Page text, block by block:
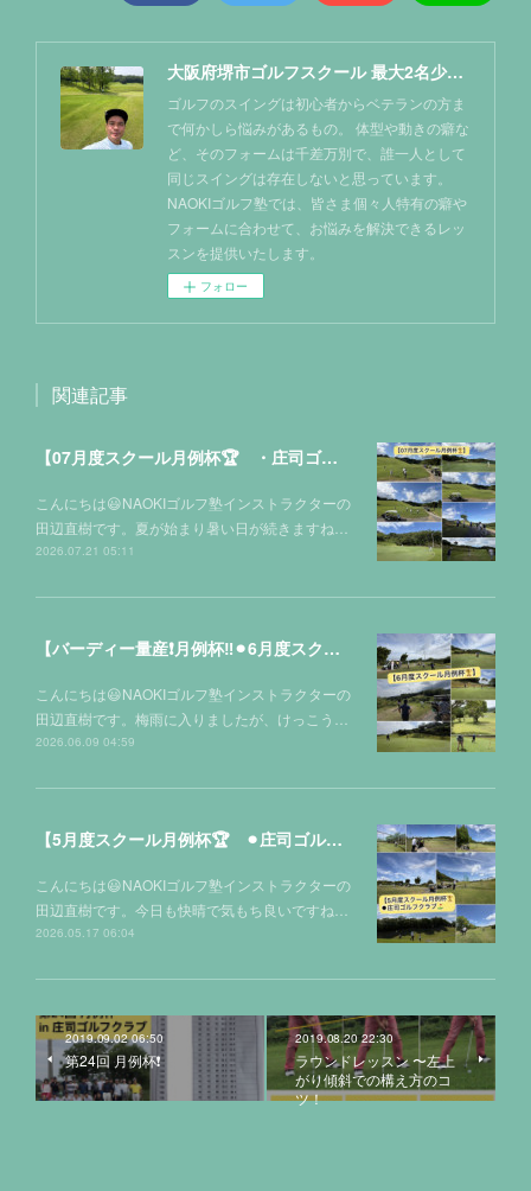
大阪府堺市ゴルフスクール 最大2名少人数レッスン NAOKIゴルフ塾
ゴルフのスイングは初心者からベテランの方ま
で何かしら悩みがあるもの。 体型や動きの癖な
ど、そのフォームは千差万別で、誰一人として
同じスイングは存在しないと思っています。
NAOKIゴルフ塾では、皆さま個々人特有の癖や
フォームに合わせて、お悩みを解決できるレッ
スンを提供いたします。
フォロー
関連記事
【07月度スクール月例杯🏆 ・庄司ゴルフクラブ⛳️】
こんにちは😃NAOKIゴルフ塾インストラクターの
田辺直樹です。夏が始まり暑い日が続きますね…
2026.07.21 05:11
【バーディー量産❗️月例杯‼️⚫︎6月度スクール月例杯🏆】
こんにちは😃NAOKIゴルフ塾インストラクターの
田辺直樹です。梅雨に入りましたが、けっこう…
2026.06.09 04:59
【5月度スクール月例杯🏆 ⚫︎庄司ゴルフクラブ⛳️】
こんにちは😃NAOKIゴルフ塾インストラクターの
田辺直樹です。今日も快晴で気もち良いですね…
2026.05.17 06:04
2019.09.02 06:50
第24回 月例杯❗️
2019.08.20 22:30
ラウンドレッスン 〜左上
がり傾斜での構え方のコ
ツ！